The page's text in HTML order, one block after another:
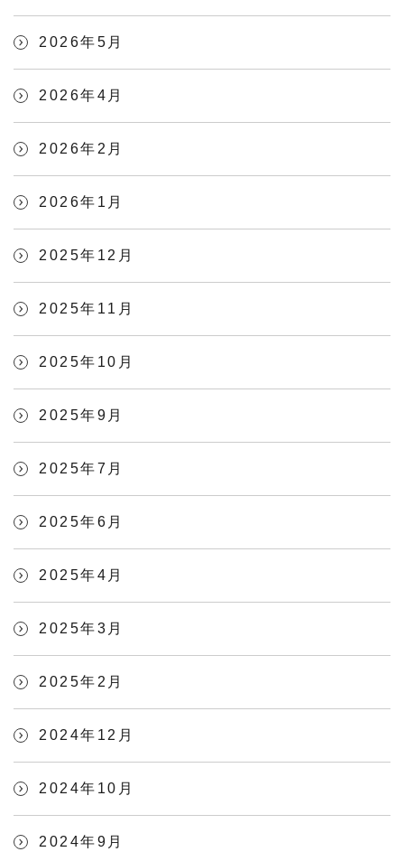
2026年5月
2026年4月
2026年2月
2026年1月
2025年12月
2025年11月
2025年10月
2025年9月
2025年7月
2025年6月
2025年4月
2025年3月
2025年2月
2024年12月
2024年10月
2024年9月